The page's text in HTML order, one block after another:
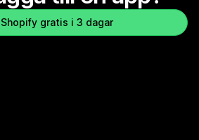
Shopify gratis i 3 dagar